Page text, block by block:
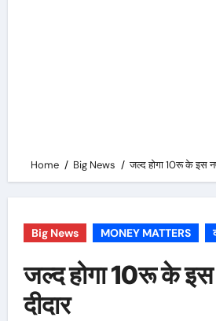
Home Big News जल्द होगा 10रू के इस
Big News MONEY MATTERS
जल्द होगा 10रू के इस
दीदार